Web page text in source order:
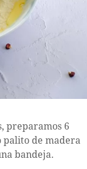
preparamos 6
palito de madera
bandeja.